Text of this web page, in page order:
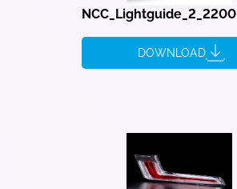
NCC_Lightguide_2_2200
DOWNLOAD